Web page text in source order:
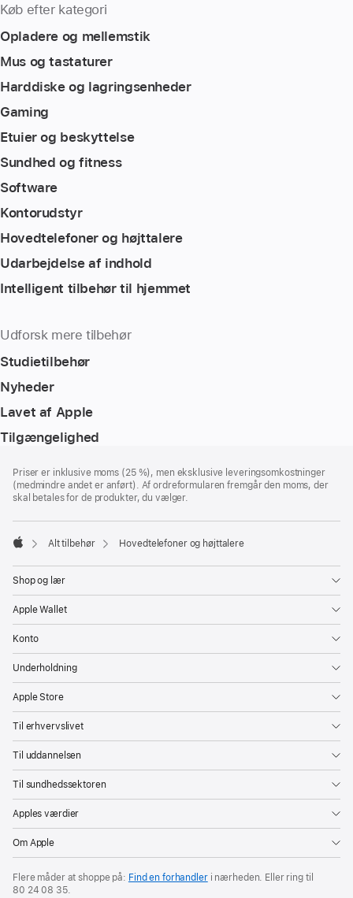
Køb efter kategori
Opladere og mellemstik
Mus og tastaturer
Harddiske og lagringsenheder
Gaming
Etuier og beskyttelse
Sundhed og fitness
Software
Kontorudstyr
Hovedtelefoner og højttalere
Udarbejdelse af indhold
Intelligent tilbehør til hjemmet
Udforsk mere tilbehør
Studietilbehør
Nyheder
Lavet af Apple
Tilgængelighed
Priser er inklusive moms (25 %), men eksklusive leveringsomkostninger
(medmindre andet er anført). Af ordreformularen fremgår den moms, der
skal betales for de produkter, du vælger.
Alt tilbehør Hovedtelefoner og højttalere
Shop og lær
Apple Wallet
Konto
Underholdning
Apple Store
Til erhvervslivet
Til uddannelsen
Til sundhedssektoren
Apples værdier
Om Apple
Flere måder at shoppe på: Find en forhandleri nærheden. Eller ring til
80 24 08 35.